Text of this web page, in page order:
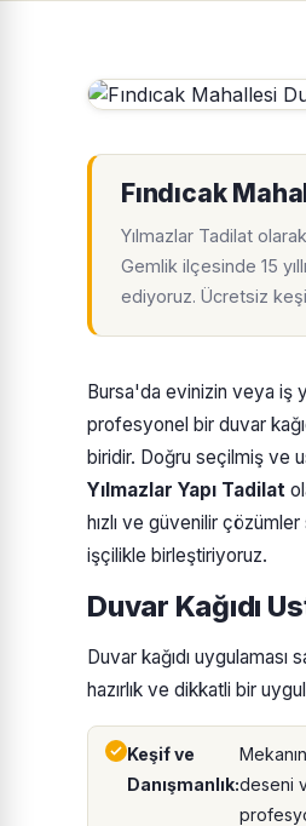
Fındıcak
Yılmazlar Tadilat olarak
Gemlik ilçesinde 15
ediyoruz. Ücretsiz
Bursa'da evinizin veya iş
profesyonel bir duvar
biridir. Doğru seçilmiş ve
Yılmazlar Yapı Tadilat
hızlı ve güvenilir
işçilikle birleştiriyoruz.
Duvar Kağıdı
Duvar kağıdı
hazırlık ve dikkatli bir
Keşif ve
Danışmanlık:deseni